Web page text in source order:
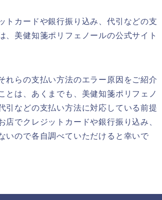
トカードや銀行振り込み、代引などの支
美健知箋ポリフェノールの公式サイト
れらの支払い方法のエラー原因をご紹介
とは、あくまでも、美健知箋ポリフェノ
引などの支払い方法に対応している前提
でクレジットカードや銀行振り込み、
いので各自調べていただけると幸いで